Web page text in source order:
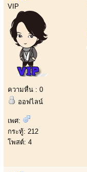
VIP
ความหื่น : 0
ออฟไลน์
เพศ:
กระทู้: 212
โพสต์: 4